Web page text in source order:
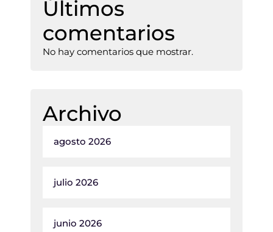
Últimos
comentarios
No hay comentarios que mostrar.
Archivo
agosto 2026
julio 2026
junio 2026